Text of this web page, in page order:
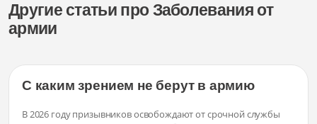
Другие статьи про Заболевания от
армии
С каким зрением не берут в армию
В 2026 году призывников освобождают от срочной службы